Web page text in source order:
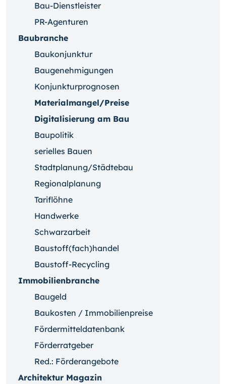
Bau-Dienstleister
PR-Agenturen
Baubranche
Baukonjunktur
Baugenehmigungen
Konjunkturprognosen
Materialmangel/Preise
Digitalisierung am Bau
Baupolitik
serielles Bauen
Stadtplanung/Städtebau
Regionalplanung
Tariflöhne
Handwerke
Schwarzarbeit
Baustoff(fach)handel
Baustoff-Recycling
Immobilienbranche
Baugeld
Baukosten / Immobilienpreise
Fördermitteldatenbank
Förderratgeber
Red.: Förderangebote
Architektur Magazin